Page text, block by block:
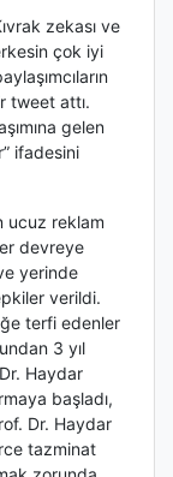
zekası ve
çok iyi
tweet attı.
gelen
ifadesini
ucuz reklam
devreye
yerinde
verildi.
terfi edenler
3 yıl
Haydar
başladı,
Dr. Haydar
tazminat